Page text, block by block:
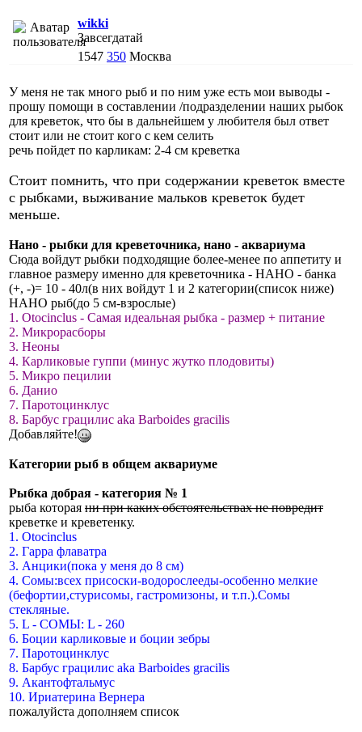
wikki
Завсегдатай
1547 350 Москва
У меня не так много рыб и по ним уже есть мои выводы -
прошу помощи в составлении /подразделении наших рыбок
для кревeток, что бы в дальнейшем у любителя был ответ
стоит или не стоит кого с кем селить
речь пойдет по карликам: 2-4 см кревeтка
Стоит помнить, что при содержании креветок вместе
с рыбками, выживание мальков креветок будет
меньше.
Нано - рыбки для кревeточника, нано - аквариума
Сюда войдут рыбки подходящие более-менее по аппетиту и
главное размеру именно для кревeточника - НАНО - банка
(+, -)= 10 - 40л(в них войдут 1 и 2 категории(список ниже)
НАНО рыб(до 5 см-взрослые)
1. Otocinclus - Самая идеальная рыбка - размер + питание
2. Микрорасборы
3. Неоны
4. Карликовые гуппи (минус жутко плодовиты)
5. Микро пецилии
6. Данио
7. Паротоцинклус
8. Барбус грацилис аkа Barboides gracilis
Добавляйте!
Категории рыб в общем аквариуме
Рыбка добрая - категория № 1
рыба которая ни при каких обстоятельствах не повредит
кревeтке и кревeтенку.
1. Otocinclus
2. Гарра флаватра
3. Анцики(пока у меня до 8 см)
4. Сомы:всех присоски-водорослееды-особенно мелкие
(бефортии,стурисомы, гастромизоны, и т.п.).Сомы
стекляные.
5. L - СОМЫ: L - 260
6. Боции карликовые и боции зебры
7. Паротоцинклус
8. Барбус грацилис аkа Barboides gracilis
9. Акантофтальмус
10. Ириатерина Вернера
пожалуйста дополняем список